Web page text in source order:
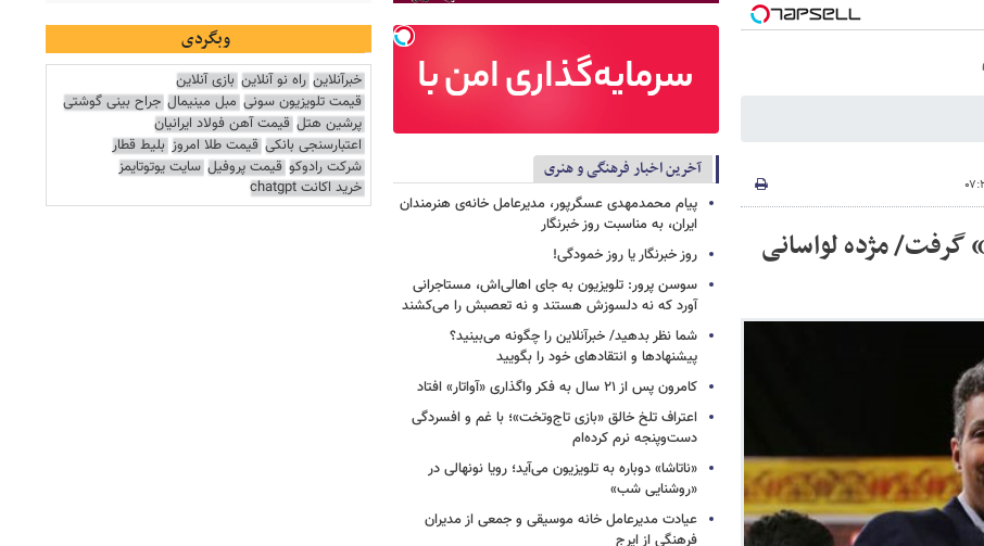
گرفت/ مژده لواسانی
آخرین اخبار فرهنگی و هنری
پیام محمدمهدی عسگرپور، مدیرعامل خانه‌ی هنرمندان
ایران، به مناسبت روز خبرنگار
روز خبرنگار یا روز خمودگی!
سوسن پرور: تلویزیون به جای اهالی‌اش، مستاجرانی
آورد که نه دلسوزش هستند و نه تعصبش را می‌کشند
شما نظر بدهید/ خبرآنلاین را چگونه می‌بینید؟
پیشنهادها و انتقادهای خود را بگویید
کامرون پس از ۲۱ سال به فکر واگذاری «آواتار» افتاد
اعتراف تلخ خالق «بازی تاج‌وتخت»؛ با غم و افسردگی
دست‌وپنجه نرم کرده‌ام
«ناتاشا» دوباره به تلویزیون می‌آید؛ رویا نونهالی در
«روشنایی شب»
عیادت مدیرعامل خانه موسیقی و جمعی از مدیران
فرهنگی از ایرج
وبگردی
خبرآنلاین راه نو آنلاین بازی آنلاین
قیمت تلویزیون سونی مبل مینیمال جراح بینی گوشتی
پرشین هتل قیمت آهن فولاد ایرانیان
اعتبارسنجی بانکی قیمت طلا امروز بلیط قطار
شرکت رادوکو قیمت پروفیل سایت یوتوتایمز
خرید اکانت chatgpt